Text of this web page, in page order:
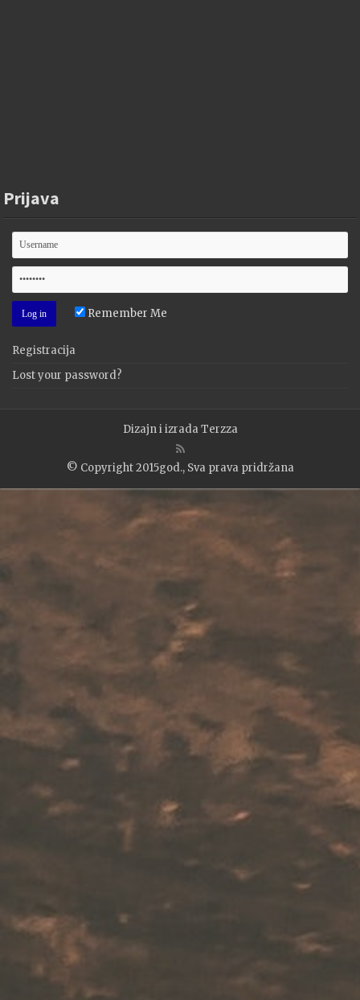
Prijava
Remember Me
Registracija
Lost your password?
Dizajn i izradaTerzza
© Copyright 2015god., Sva prava pridržana